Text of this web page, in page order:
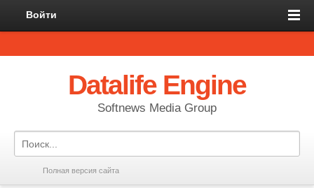
Войти
Datalife Engine
Softnews Media Group
Полная версия сайта